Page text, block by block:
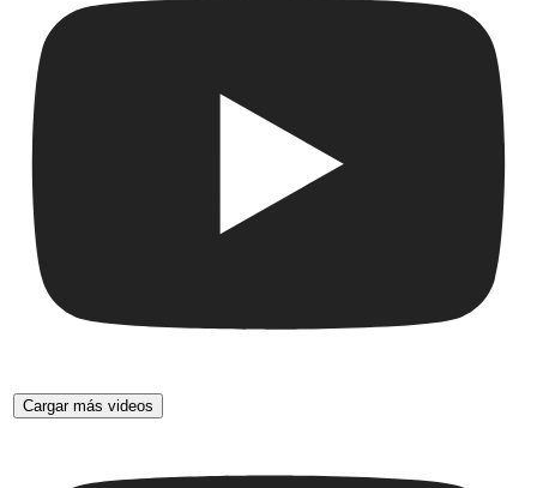
Cargar más videos